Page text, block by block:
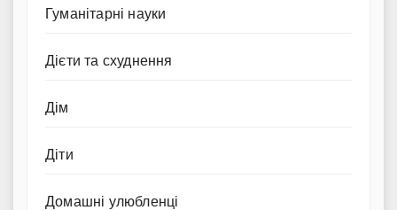
Гуманітарні науки
Дієти та схуднення
Дім
Діти
Домашні улюбленці